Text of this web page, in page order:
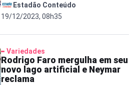
Estadão Conteúdo
19/12/2023, 08h35
Variedades
Rodrigo Faro mergulha em seu
novo lago artificial e Neymar
reclama